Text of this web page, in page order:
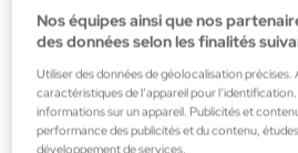
Nos équipes ainsi que nos
des données selon les finalités
Utiliser des données de géolocalisation
caractéristiques de l’appareil pour
informations sur un appareil. Publicités et
performance des publicités et du contenu,
développement de services.